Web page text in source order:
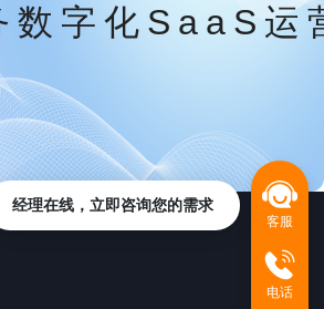
数字化SaaS运
客服
电话
经理在线，立即咨询您的需求